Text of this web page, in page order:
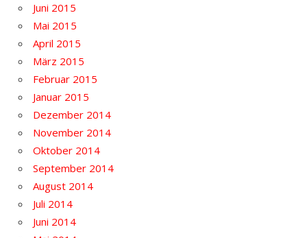
Juni 2015
Mai 2015
April 2015
März 2015
Februar 2015
Januar 2015
Dezember 2014
November 2014
Oktober 2014
September 2014
August 2014
Juli 2014
Juni 2014